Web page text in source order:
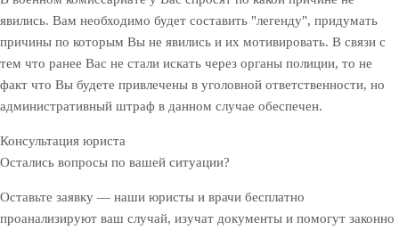
явились. Вам необходимо будет составить "легенду", придумать
причины по которым Вы не явились и их мотивировать. В связи с
тем что ранее Вас не стали искать через органы полиции, то не
факт что Вы будете привлечены в уголовной ответственности, но
административный штраф в данном случае обеспечен.
Консультация юриста
Остались вопросы по вашей ситуации?
Оставьте заявку — наши юристы и врачи бесплатно
проанализируют ваш случай, изучат документы и помогут законно